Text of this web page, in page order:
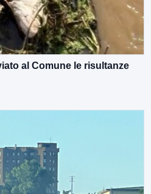
al Comune le risultanze